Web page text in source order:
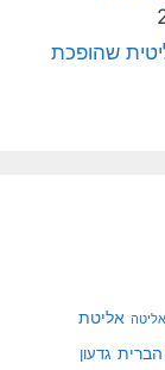
שהופכת
אליטה אליטת
גדעון